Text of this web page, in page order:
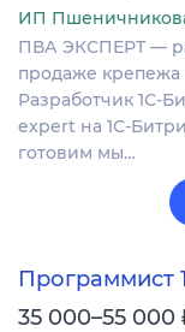
ИП
ПВА ЭКСПЕРТ —
продаже
Разработчик 1С-
expert на 1С-
готовим мы…
Программист
35 000–55 000